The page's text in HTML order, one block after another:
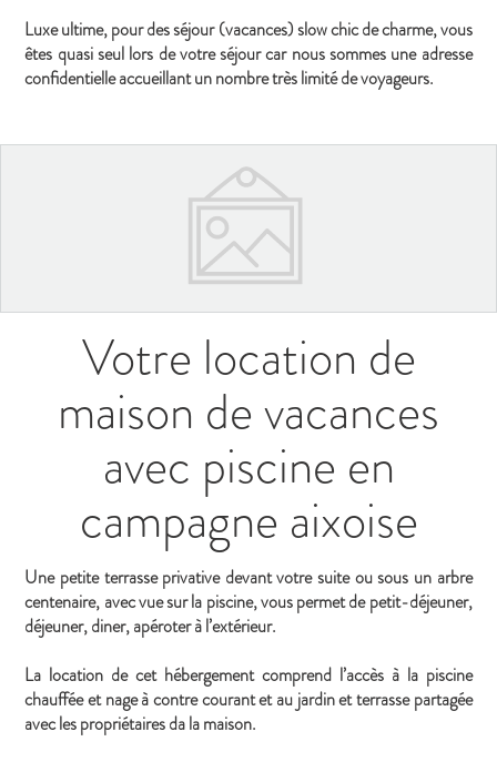
Luxe ultime, pour des séjour (vacances) slow chic de charme, vous
êtes quasi seul lors de votre séjour car nous sommes une adresse
confidentielle accueillant un nombre très limité de voyageurs.
Votre location de
maison de vacances
avec piscine en
campagne aixoise
Une petite terrasse privative devant votre suite ou sous un arbre
centenaire, avec vue sur la piscine, vous permet de petit-déjeuner,
déjeuner, diner, apéroter à l’extérieur.
La location de cet hébergement comprend l’accès à la piscine
chauffée et nage à contre courant et au jardin et terrasse partagée
avec les propriétaires da la maison.